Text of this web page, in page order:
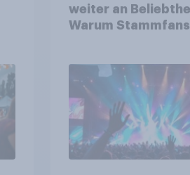
weiter an
Warum